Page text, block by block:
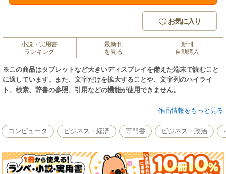
お気に入り
小説・実用書
ランキング
最新刊
を見る
新刊
自動購入
※この商品はタブレットなど大きいディスプレイを備えた端末で読むこと
に適しています。また、文字だけを拡大することや、文字列のハイライ
ト、検索、辞書の参照、引用などの機能が使用できません。
サイトやブログに広告を表示して収益を得られる「Google AdSense」の解
プさせるために必要なサイトの改善まで、オールカラーの紙面で具体的な
操作手順を交えつつ紹介します。100個のワザは初級・中級・上級と幅広い
難易度を収録。これからAdSenseをはじめるための申し込みや審査のポイ
ントはもちろん、「Googleアナリティクス」と組み合わせた収益レポート
の深い分析、自社広告や純広告も扱える「DFPスタンダード」の使い方な
作品情報をもっと見る
コンピュータ ビジネス・経済 専門書 ビジネス・政治